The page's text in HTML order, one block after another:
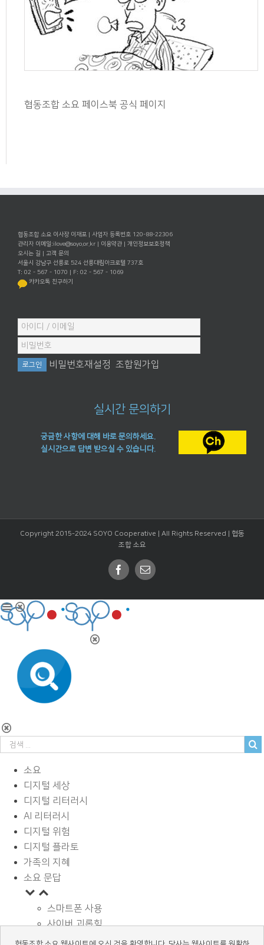
협동조합 소요 페이스북 공식 페이지
협동조합 소요 이사장 이재포 | 사업자 등록번호 120-88-22306
관리자 이메일:ilove@soyo.or.kr | 이용약관 | 개인정보보호정책
오시는 길 | 고객 문의
서울시 강남구 선릉로 524 선릉대림아크로텔 737호
T: 02 - 567 - 1070 | F: 02 - 567 - 1069
카카오톡 친구하기
비밀번호재설정 조합원가입
실시간 문의하기
궁금한 사항에 대해 바로 문의하세요.
실시간으로 답변 받으실 수 있습니다.
Copyright 2015-2024 SOYO Cooperative | All Rights Reserved | 협동
조합 소요
Facebook
Email
소요
디지털 세상
디지털 리터러시
AI 리터러시
디지털 위험
디지털 플라토
가족의 지혜
소요 문답
스마트폰 사용
사이버 괴롭힘
페이스북과 SNS